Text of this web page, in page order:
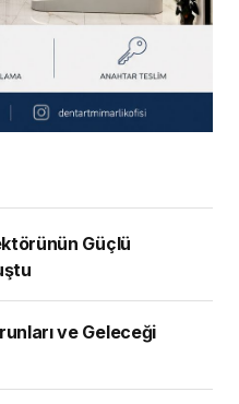
Güçlü
ve Geleceği